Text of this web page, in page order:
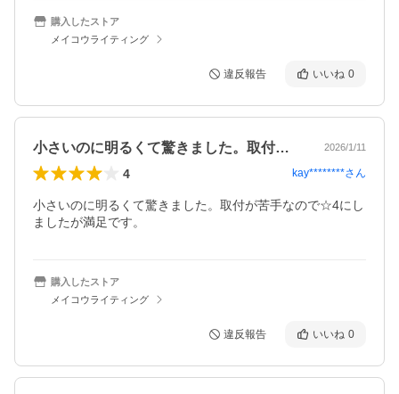
購入したストア
メイコウライティング
違反報告 いいね 0
小さいのに明るくて驚きました。取付が苦… 2026/1/11
4 kay********さん
小さいのに明るくて驚きました。取付が苦手なので☆4にし
ましたが満足です。
購入したストア
メイコウライティング
違反報告 いいね 0